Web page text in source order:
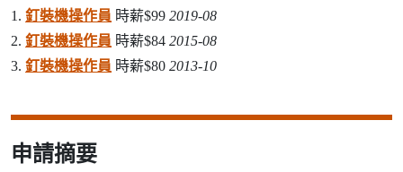
1. 釘裝機操作員 時薪$99 2019-08
2. 釘裝機操作員 時薪$84 2015-08
3. 釘裝機操作員 時薪$80 2013-10
申請摘要